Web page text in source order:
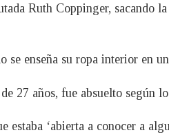
Ruth Coppinger, sacando
se enseña su ropa interior en
27 años, fue absuelto según
‘abierta a conocer a